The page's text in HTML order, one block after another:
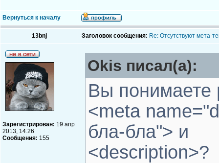
Вернуться к началу
13bnj Заголовок сообщения: Re: Отсутствуют мета-
Зарегистрирован: 19 апр
2013, 14:26
Сообщения: 155
Okis писал(а):
Вы понимаете
<meta
бла-бла"> и
<description>?